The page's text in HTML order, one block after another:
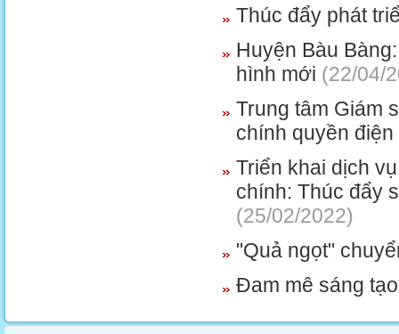
Thúc đẩy phát
Huyện Bàu
hình mới (22/04/
Trung tâm Giám
chính quyền điện
Triển khai dịch
chính: Thúc đẩy
(25/02/2022)
"Quả ngọt"
Đam mê sáng